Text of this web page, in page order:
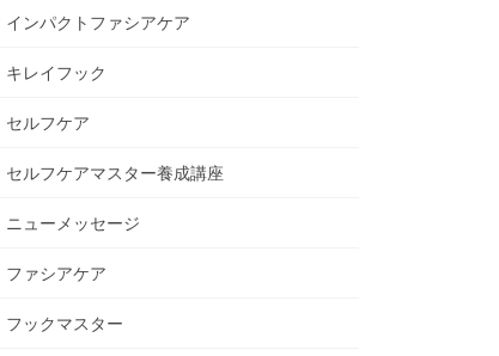
インパクトファシアケア
キレイフック
セルフケア
セルフケアマスター養成講座
ニューメッセージ
ファシアケア
フックマスター